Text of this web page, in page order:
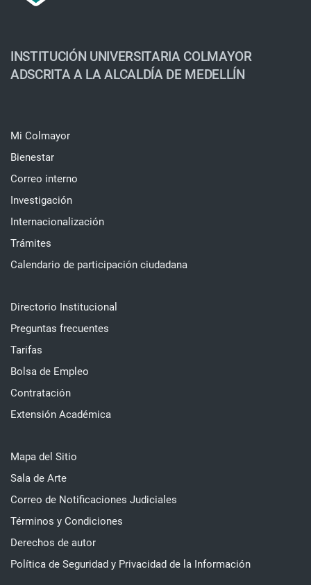
INSTITUCIÓN UNIVERSITARIA COLMAYOR
ADSCRITA A LA ALCALDÍA DE MEDELLÍN
Mi Colmayor
Bienestar
Correo interno
Investigación
Internacionalización
Trámites
Calendario de participación ciudadana
Directorio Institucional
Preguntas frecuentes
Tarifas
Bolsa de Empleo
Contratación
Extensión Académica
Mapa del Sitio
Sala de Arte
Correo de Notificaciones Judiciales
Términos y Condiciones
Derechos de autor
Política de Seguridad y Privacidad de la Información